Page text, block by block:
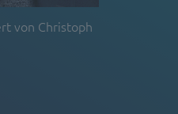
von Christoph